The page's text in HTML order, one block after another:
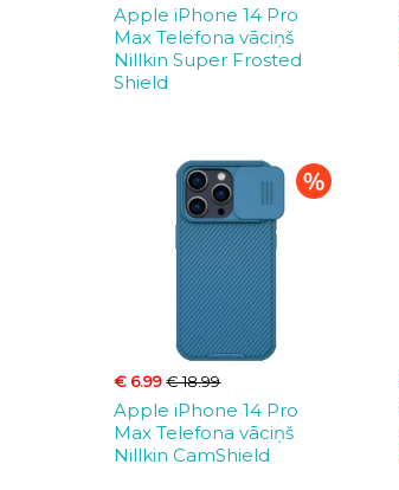
Apple iPhone 14 Pro
Max Telefona vāciņš
Nillkin Super Frosted
Shield
€ 6.99€ 18.99
Apple iPhone 14 Pro
Max Telefona vāciņš
Nillkin CamShield